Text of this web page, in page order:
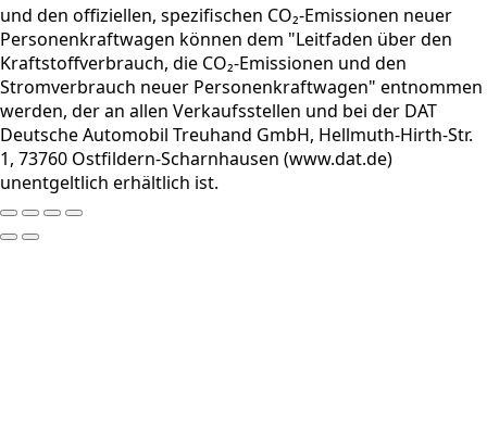
und den offiziellen, spezifischen CO₂-Emissionen neuer
Personenkraftwagen können dem "Leitfaden über den
Kraftstoffverbrauch, die CO₂-Emissionen und den
Stromverbrauch neuer Personenkraftwagen" entnommen
werden, der an allen Verkaufsstellen und bei der DAT
Deutsche Automobil Treuhand GmbH, Hellmuth-Hirth-Str.
1, 73760 Ostfildern-Scharnhausen (www.dat.de)
unentgeltlich erhältlich ist.